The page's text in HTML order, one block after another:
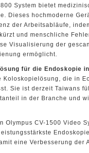
System bietet
Dieses hochmoderne
der Arbeitsabläufe,
und menschliche
Visualisierung der
ermöglicht.
für die Endoskopie
die in
Sie ist derzeit Taiwans
in der Branche und
Olympus CV-1500 Video
eine Verbesserung der